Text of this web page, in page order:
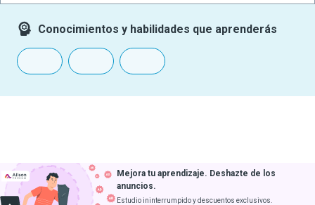
Conocimientos y habilidades que aprenderás
Mejora tu aprendizaje. Deshazte de los
anuncios.
Estudio ininterrumpido y descuentos exclusivos.